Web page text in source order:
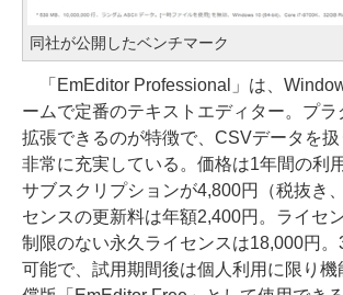
同社が公開したベンチマーク
「EmEditor Professional」は、
ームで定番のテキストエディター。プラ
拡張できるのが特徴で、CSVデータを
非常に充実している。価格は1年間の利
サブスクリプションが4,800円（税抜き
センスの更新料は年額2,400円。ライセ
制限のない永久ライセンスは18,000円
可能で、試用期間後は個人利用に限り機